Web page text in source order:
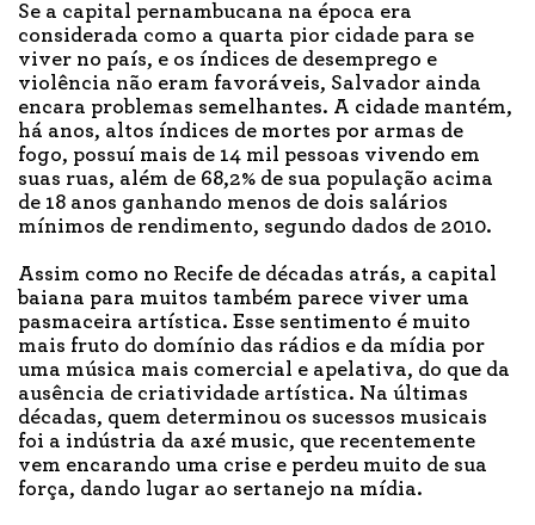
Se a capital pernambucana na época era
considerada como a quarta pior cidade para se
viver no país, e os índices de desemprego e
violência não eram favoráveis, Salvador ainda
encara problemas semelhantes. A cidade mantém,
há anos, altos índices de mortes por armas de
fogo, possuí mais de 14 mil pessoas vivendo em
suas ruas, além de 68,2% de sua população acima
de 18 anos ganhando menos de dois salários
mínimos de rendimento, segundo dados de 2010.
Assim como no Recife de décadas atrás, a capital
baiana para muitos também parece viver uma
pasmaceira artística. Esse sentimento é muito
mais fruto do domínio das rádios e da mídia por
uma música mais comercial e apelativa, do que da
ausência de criatividade artística. Na últimas
décadas, quem determinou os sucessos musicais
foi a indústria da axé music, que recentemente
vem encarando uma crise e perdeu muito de sua
força, dando lugar ao sertanejo na mídia.